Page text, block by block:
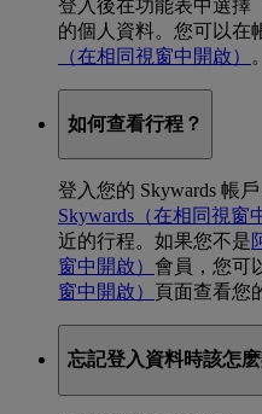
登入後在功能表中選擇
的個人資料。您可以在
（在相同視窗中開啟）
。
如何查看行程？
登入您的 Skywards 帳
Skywards （在相同視窗
近的行程。如果您不是
窗中開啟） 會員，您可
窗中開啟） 頁面查看您
忘記登入資料時該怎麽